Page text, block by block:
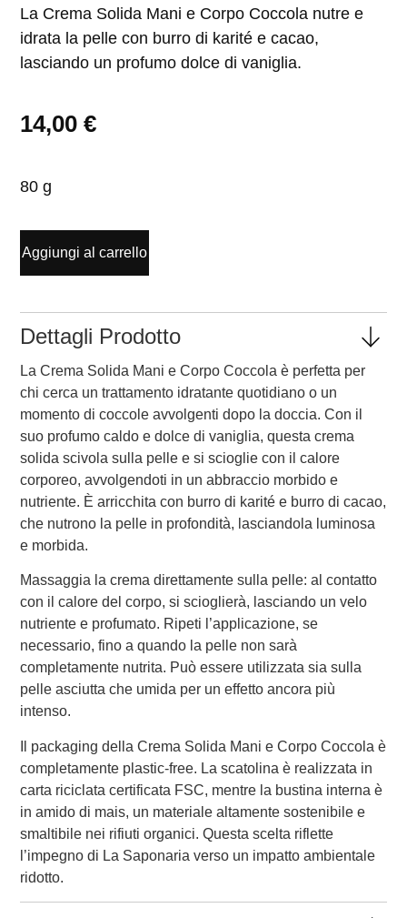
La Crema Solida Mani e Corpo Coccola nutre e
idrata la pelle con burro di karité e cacao,
lasciando un profumo dolce di vaniglia.
14,00€
80 g
Aggiungi al carrello
Dettagli Prodotto
La Crema Solida Mani e Corpo Coccola è perfetta per
chi cerca un trattamento idratante quotidiano o un
momento di coccole avvolgenti dopo la doccia. Con il
suo profumo caldo e dolce di vaniglia, questa crema
solida scivola sulla pelle e si scioglie con il calore
corporeo, avvolgendoti in un abbraccio morbido e
nutriente. È arricchita con burro di karité e burro di cacao,
che nutrono la pelle in profondità, lasciandola luminosa
e morbida.
Massaggia la crema direttamente sulla pelle: al contatto
con il calore del corpo, si scioglierà, lasciando un velo
nutriente e profumato. Ripeti l’applicazione, se
necessario, fino a quando la pelle non sarà
completamente nutrita. Può essere utilizzata sia sulla
pelle asciutta che umida per un effetto ancora più
intenso.
Il packaging della Crema Solida Mani e Corpo Coccola è
completamente plastic-free. La scatolina è realizzata in
carta riciclata certificata FSC, mentre la bustina interna è
in amido di mais, un materiale altamente sostenibile e
smaltibile nei rifiuti organici. Questa scelta riflette
l’impegno di La Saponaria verso un impatto ambientale
ridotto.